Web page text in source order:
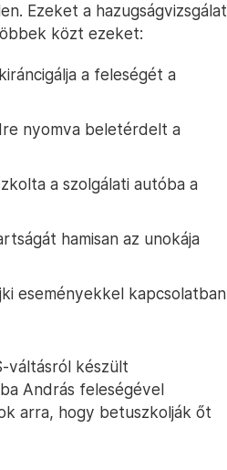
Ezeket a hazugságvizsgálat
közt ezeket:
a feleségét a
nyomva beletérdelt a
a szolgálati autóba a
hamisan az unokája
eseményekkel kapcsolatban
váltásról készült
András feleségével
arra, hogy betuszkolják őt